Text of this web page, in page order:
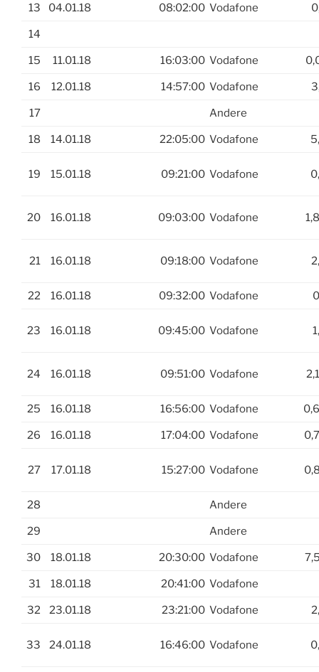
13 04.01.18 08:02:00 Vodafone
14
15 11.01.18 16:03:00 Vodafone
16 12.01.18 14:57:00 Vodafone
17 Andere
18 14.01.18 22:05:00 Vodafone
19 15.01.18 09:21:00 Vodafone
20 16.01.18 09:03:00 Vodafone
21 16.01.18 09:18:00 Vodafone
22 16.01.18 09:32:00 Vodafone
23 16.01.18 09:45:00 Vodafone
24 16.01.18 09:51:00 Vodafone
25 16.01.18 16:56:00 Vodafone
26 16.01.18 17:04:00 Vodafone
27 17.01.18 15:27:00 Vodafone
28 Andere
29 Andere
30 18.01.18 20:30:00 Vodafone
31 18.01.18 20:41:00 Vodafone
32 23.01.18 23:21:00 Vodafone
33 24.01.18 16:46:00 Vodafone